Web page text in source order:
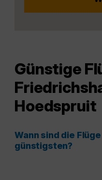
Günstige
Hoedspruit
Wann sind die
günstigsten?